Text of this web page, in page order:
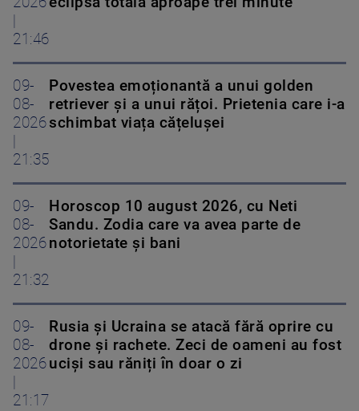
21:46
09-
08-
2026
21:35
Povestea emoționantă a unui golden
retriever și a unui rățoi. Prietenia care i-a
schimbat viața cățelușei
09-
08-
2026
21:32
Horoscop 10 august 2026, cu Neti
Sandu. Zodia care va avea parte de
notorietate și bani
09-
08-
2026
21:17
Rusia și Ucraina se atacă fără oprire cu
drone și rachete. Zeci de oameni au fost
uciși sau răniți în doar o zi